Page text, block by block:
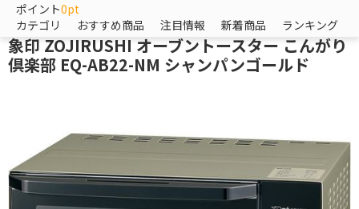
ポイント0pt
カテゴリ
おすすめ商品 注目情報 新着商品 ランキング
象印
象印 ZOJIRUSHI オーブントースター こんがり
倶楽部 EQ-AB22-NM シャンパンゴールド